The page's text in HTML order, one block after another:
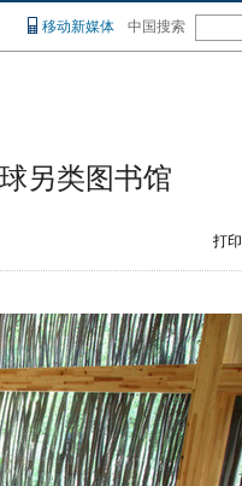
移动新媒体 中国搜索
另类图书馆
打印